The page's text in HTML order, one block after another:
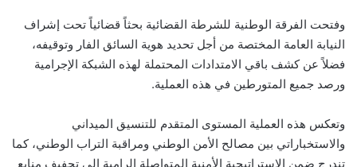
وفتحت الفرقة الوطنية للشرطة القضائية بحثاً قضائياً تحت إشراف
النيابة العامة المختصة من أجل تحديد هوية السائق الفار وتوقيفه،
فضلاً عن كشف باقي الامتدادات المحتملة لهذه الشبكة الإجرامية
ورصد جميع المتورطين في هذه العملية.
وتعكس هذه العملية المستوى المتقدم للتنسيق الميداني
والاستخباراتي بين مصالح الأمن الوطني ومراقبة التراب الوطني، كما
تندرج ضمن الاستراتيجية الأمنية المتواصلة الرامية إلى تجفيف منابع